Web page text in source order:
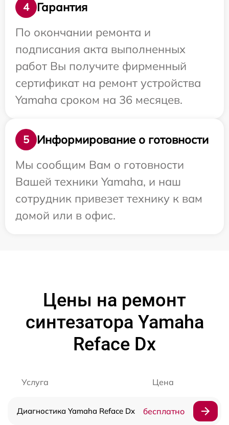
4
Гарантия
По окончании ремонта и
подписания акта выполненных
работ Вы получите фирменный
сертификат на ремонт устройства
Yamaha сроком на 36 месяцев.
5
Информирование о готовности
Мы сообщим Вам о готовности
Вашей техники Yamaha, и наш
сотрудник привезет технику к вам
домой или в офис.
Цены на ремонт
синтезатора Yamaha
Reface Dx
Услуга Цена
Диагностика Yamaha Reface Dx бесплатно